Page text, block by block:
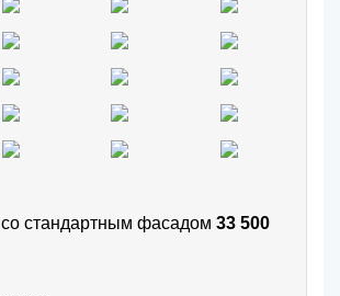
стандартным фасадом 33 500